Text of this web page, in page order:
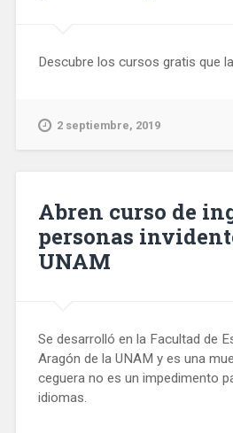
Descubre los cursos gratis que
2 septiembre, 2019
Abren curso de
personas
UNAM
Se desarrolló en la Facultad de
Aragón de la UNAM y es una
ceguera no es un impedimento
idiomas.